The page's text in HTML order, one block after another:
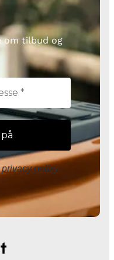
om tilbud og
privacy policy